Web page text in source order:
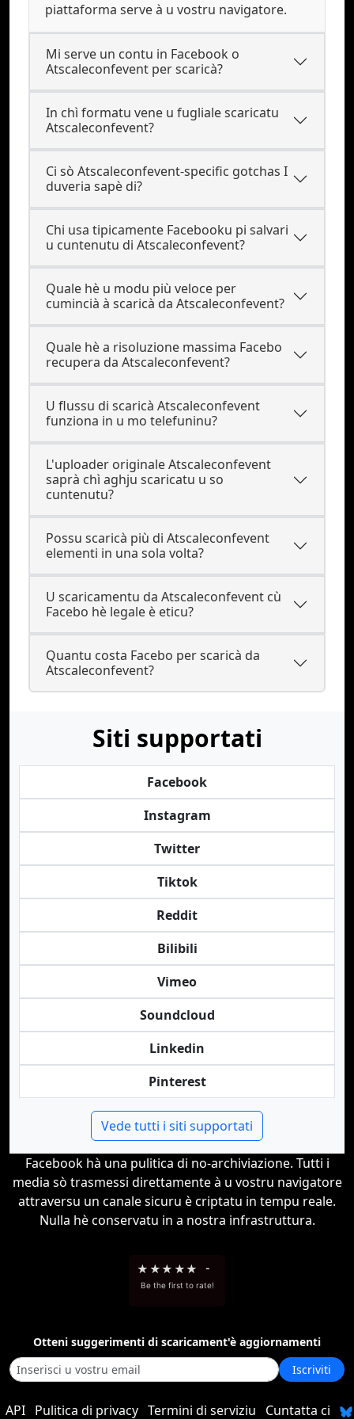
piattaforma serve à u vostru navigatore.
Mi serve un contu in Facebook o
Atscaleconfevent per scaricà?
In chì formatu vene u fugliale scaricatu
Atscaleconfevent?
Ci sò Atscaleconfevent-specific gotchas I
duveria sapè di?
Chi usa tipicamente Facebooku pi salvari
u cuntenutu di Atscaleconfevent?
Quale hè u modu più veloce per
cumincià à scaricà da Atscaleconfevent?
Quale hè a risoluzione massima Facebo
recupera da Atscaleconfevent?
U flussu di scaricà Atscaleconfevent
funziona in u mo telefuninu?
L'uploader originale Atscaleconfevent
saprà chì aghju scaricatu u so
cuntenutu?
Possu scaricà più di Atscaleconfevent
elementi in una sola volta?
U scaricamentu da Atscaleconfevent cù
Facebo hè legale è eticu?
Quantu costa Facebo per scaricà da
Atscaleconfevent?
Siti supportati
Facebook
Instagram
Twitter
Tiktok
Reddit
Bilibili
Vimeo
Soundcloud
Linkedin
Pinterest
Vede tutti i siti supportati
Facebook hà una pulitica di no-archiviazione. Tutti i
media sò trasmessi direttamente à u vostru navigatore
attraversu un canale sicuru è criptatu in tempu reale.
Nulla hè conservatu in a nostra infrastruttura.
★ ★★ ★★ -
Be the first to rate!
Otteni suggerimenti di scaricament'è aggiornamenti
Iscriviti
API Pulitica di privacy Termini di serviziu Cuntatta ci